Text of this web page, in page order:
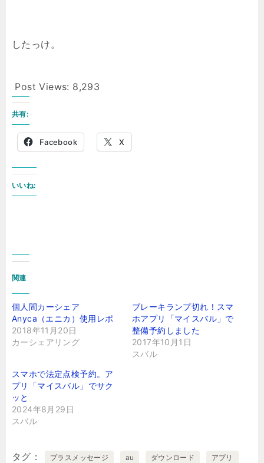
したっけ。
Post Views: 8,293
共有:
Facebook X
いいね:
関連
個人間カーシェア
Anyca（エニカ）使用レポ
2018年11月20日
カーシェアリング
ブレーキランプ切れ！スマ
ホアプリ「マイスバル」で
整備予約しました
2017年10月1日
スバル
スマホで法定点検予約。ア
プリ「マイスバル」でサク
ッと
2024年8月29日
スバル
タグ プラスメッセージ au ダウンロード アプリ